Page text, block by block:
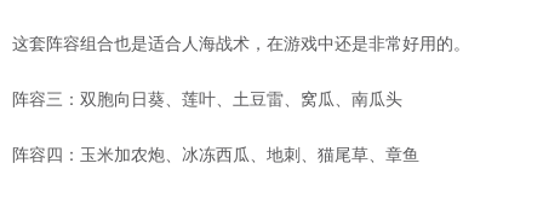
这套阵容组合也是适合人海战术，在游戏中还是非常好用的。
阵容三：双胞向日葵、莲叶、土豆雷、窝瓜、南瓜头
阵容四：玉米加农炮、冰冻西瓜、地刺、猫尾草、章鱼